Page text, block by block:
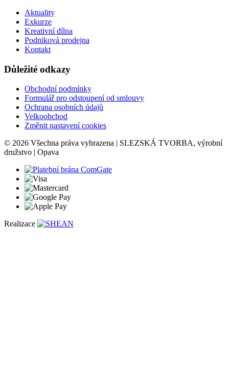
Aktuality
Exkurze
Kreativní dílna
Podniková prodejna
Kontakt
Důležité odkazy
Obchodní podmínky
Formulář pro odstoupení od smlouvy
Ochrana osobních údajů
Velkoobchod
Změnit nastavení cookies
© 2026 Všechna práva vyhrazena | SLEZSKÁ TVORBA, výrobní
družstvo | Opava
Realizace